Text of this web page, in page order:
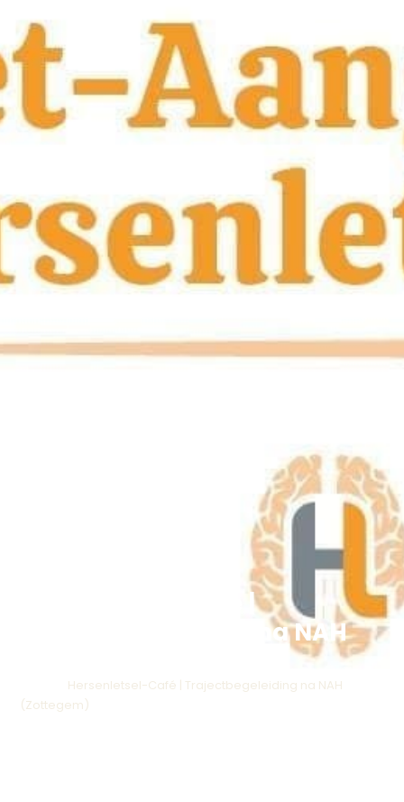
Hersenletsel-Café |
Trajectbegeleiding na NAH
Hersenletsel-Café | Trajectbegeleiding na NAH
(Zottegem)